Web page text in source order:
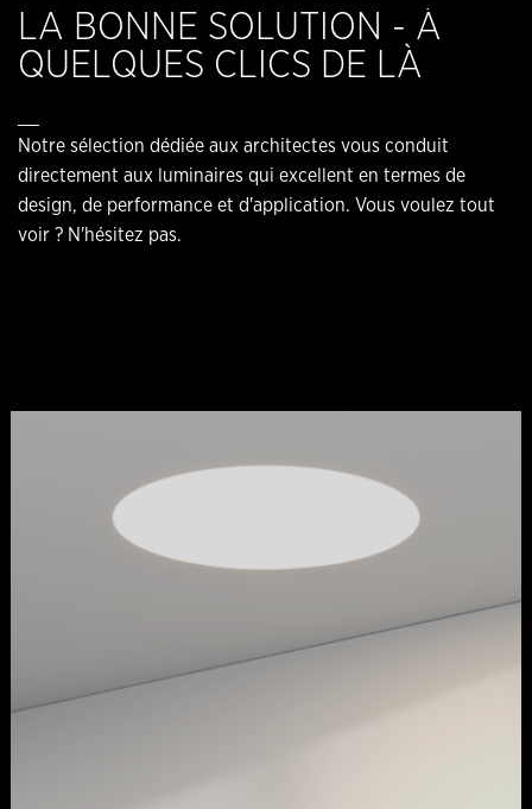
LA BONNE SOLUTION - À
QUELQUES CLICS DE LÀ
Notre sélection dédiée aux architectes vous conduit
directement aux luminaires qui excellent en termes de
design, de performance et d'application. Vous voulez tout
voir ? N'hésitez pas.